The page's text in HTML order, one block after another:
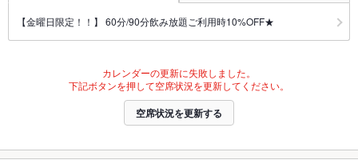
【金曜日限定！！】 60分/90分飲み放題ご利用時10%OFF★
カレンダーの更新に失敗しました。
下記ボタンを押して空席状況を更新してください。
空席状況を更新する